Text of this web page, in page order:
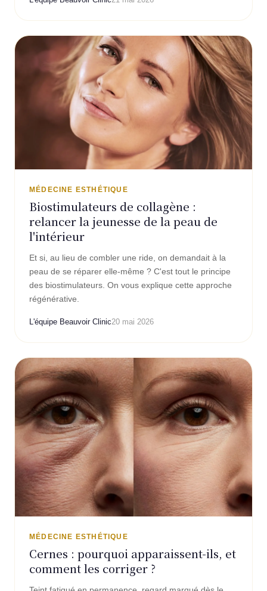
MÉDECINE ESTHÉTIQUE
Biostimulateurs de collagène :
relancer la jeunesse de la peau de
l'intérieur
Et si, au lieu de combler une ride, on demandait à la
peau de se réparer elle-même ? C'est tout le principe
des biostimulateurs. On vous explique cette approche
régénérative.
L'équipe Beauvoir Clinic20 mai 2026
MÉDECINE ESTHÉTIQUE
Cernes : pourquoi apparaissent-ils, et
comment les corriger ?